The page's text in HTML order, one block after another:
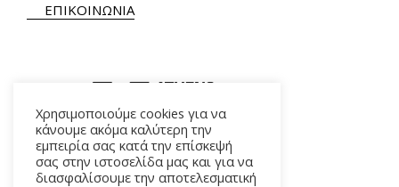
ΕΠΙΚΟΙΝΩΝΙΑ
ΑΛΚΜΗΝΗΣ 5 – 118 54 ΑΘΗΝΑ
Χρησιμοποιούμε cookies για να
κάνουμε ακόμα καλύτερη την
εμπειρία σας κατά την επίσκεψή
σας στην ιστοσελίδα μας και για να
διασφαλίσουμε την αποτελεσματική